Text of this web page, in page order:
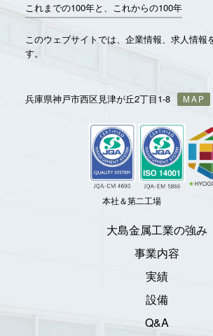
これまでの100年と、これからの100年
このウェブサイトでは、企業情報、求人情報
す。
兵庫県神戸市西区見津が丘2丁目1-8 MAP
本社＆第二工場
大島金属工業の強み
事業内容
実績
設備
Q&A